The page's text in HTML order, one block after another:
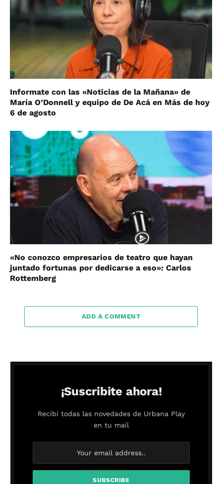
Informate con las «Noticias de la Mañana» de
María O’Donnell y equipo de De Acá en Más de hoy
6 de agosto
«No conozco empresarios de teatro que hayan
juntado fortunas por dedicarse a eso»: Carlos
Rottemberg
ADD A COMMENT
¡Suscribite ahora!
Recibí todas las novedades de Urbana Play
en tu mail